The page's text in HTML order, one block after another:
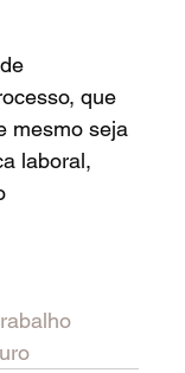
que
mesmo seja
laboral,